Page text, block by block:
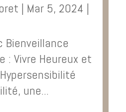
| Mar 5, 2024 |
Bienveillance
: Vivre Heureux et
une...